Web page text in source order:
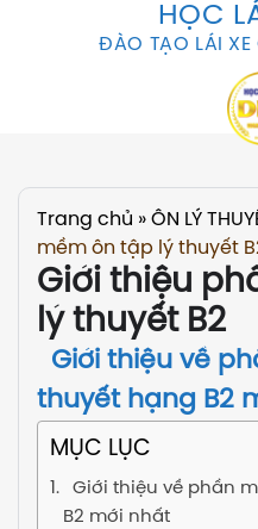
HỌC
ĐÀO TẠO LÁI XE
Trang chủ » ÔN LÝ
mềm ôn tập lý thuyết
Giới thiệu
lý thuyết B2
Giới thiệu về
thuyết hạng B2
MỤC LỤC
Giới thiệu về phần
B2 mới nhất